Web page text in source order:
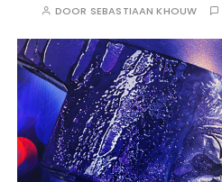
DOOR SEBASTIAAN KHOUW